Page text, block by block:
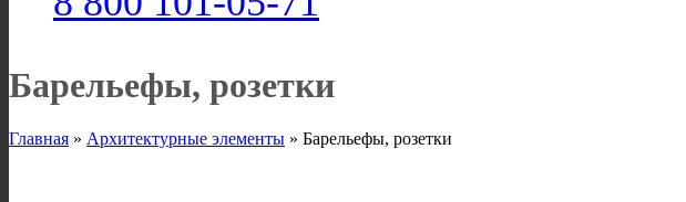
Барельефы, розетки
Главная » Архитектурные элементы » Барельефы, розетки